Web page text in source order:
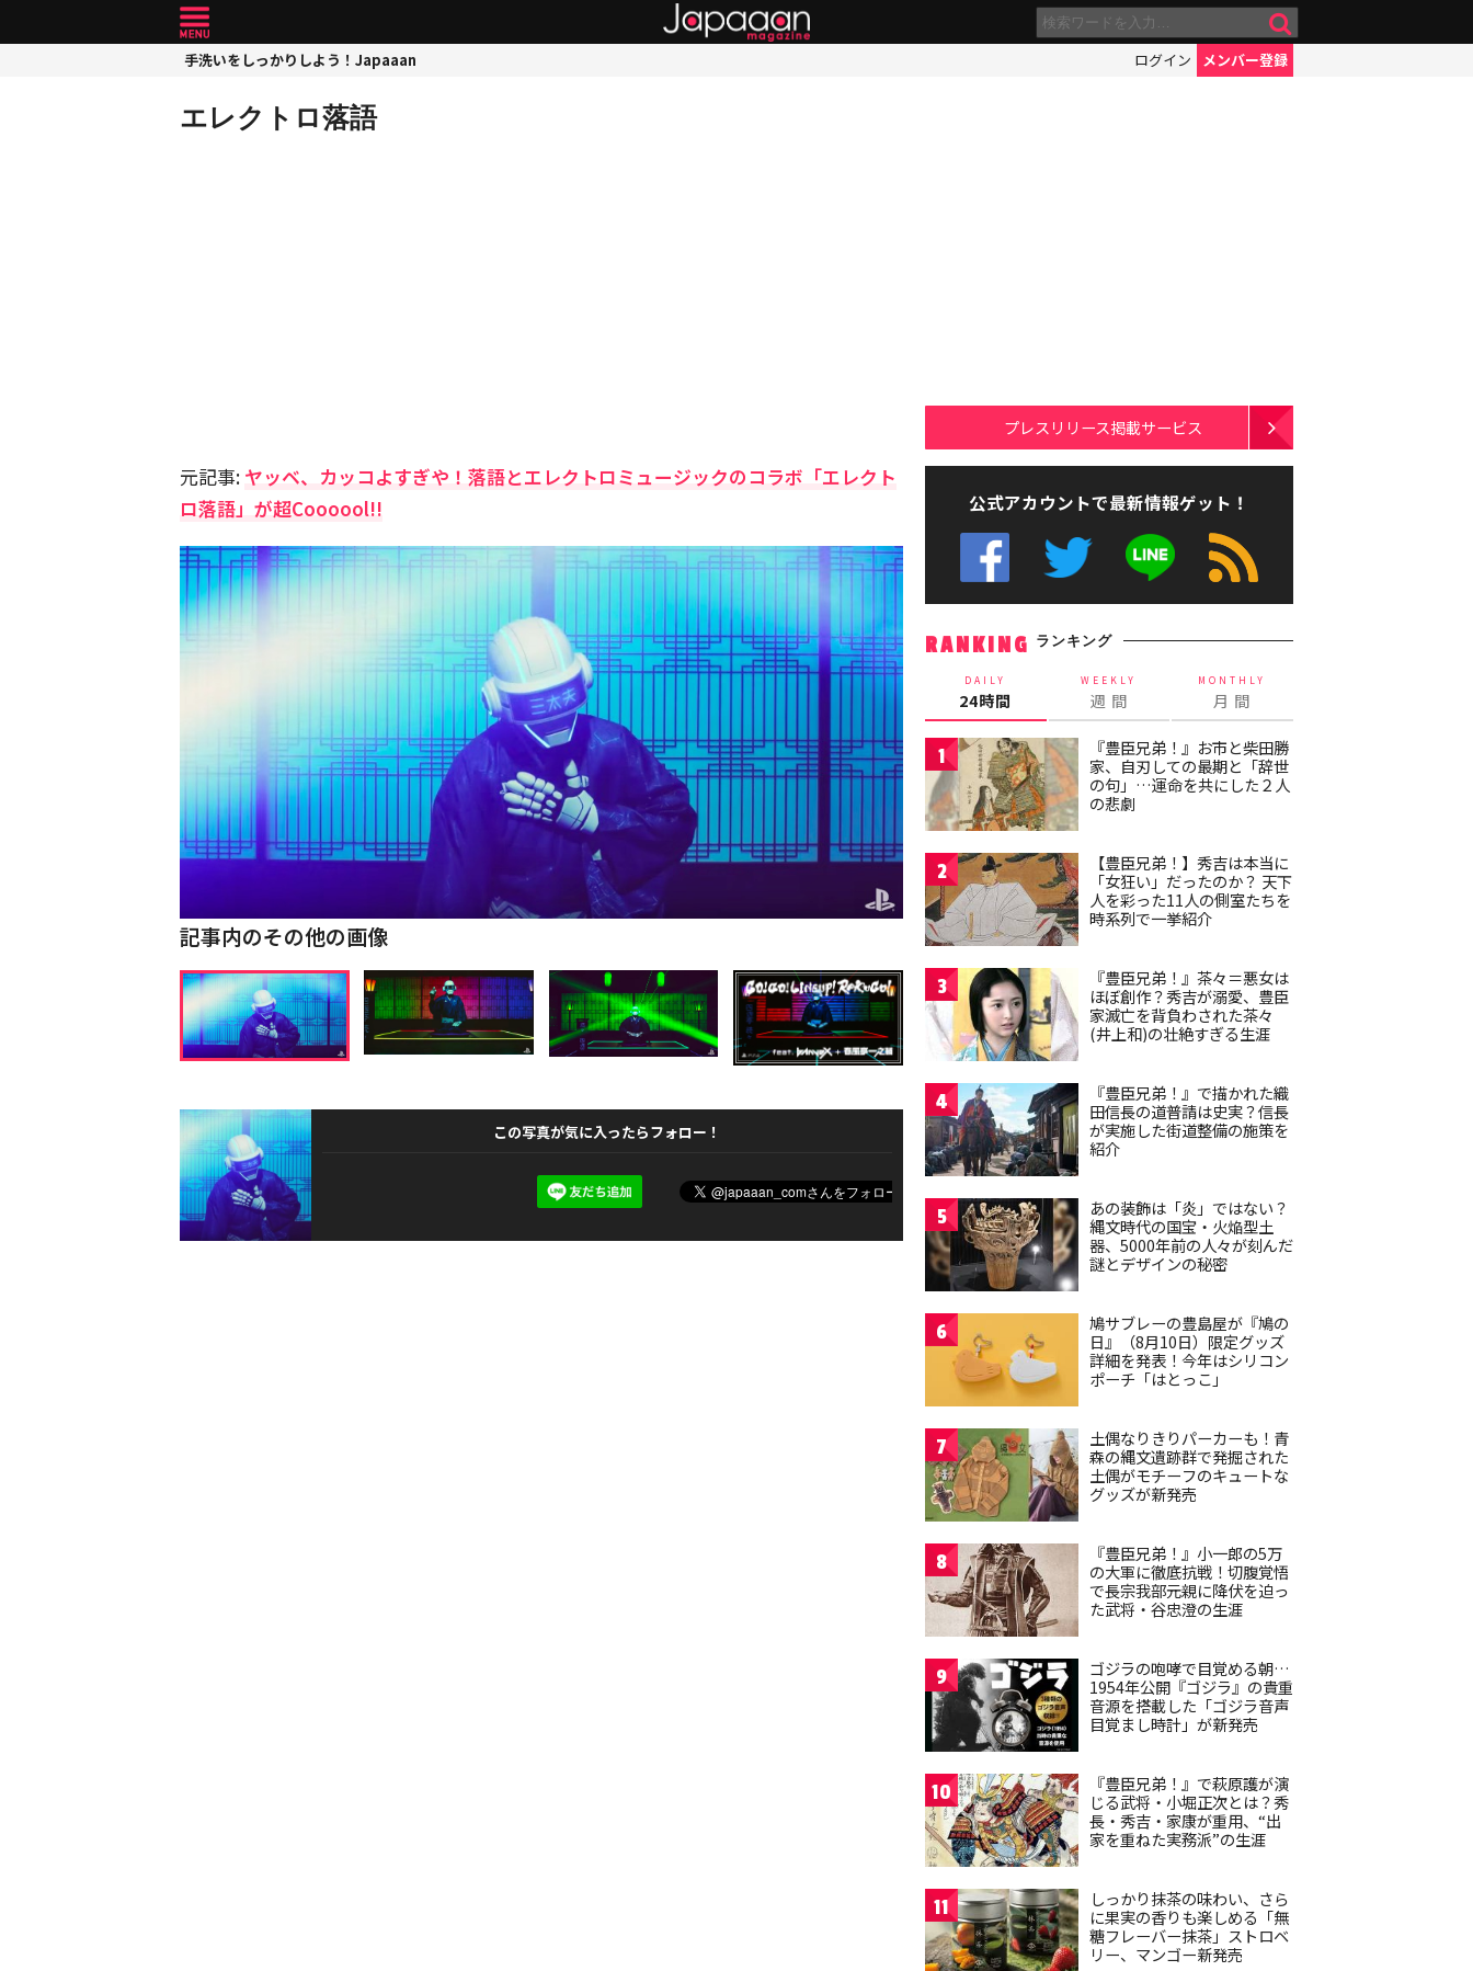
手洗いをしっかりしよう！Japaaan ログイン メンバー登録
エレクトロ落語
元記事: ヤッベ、カッコよすぎや！落語とエレクトロミュージックのコラボ「エレクト
ロ落語」が超Coooool!!
記事内のその他の画像
この写真が気に入ったらフォロー！
プレスリリース掲載サービス
公式アカウントで最新情報ゲット！
RANKING ランキング
DAILY
24時間
WEEKLY
週 間
MONTHLY
月 間
1
『豊臣兄弟！』お市と柴田勝
家、自刃しての最期と「辞世
の句」…運命を共にした２人
の悲劇
2
【豊臣兄弟！】秀吉は本当に
「女狂い」だったのか？ 天下
人を彩った11人の側室たちを
時系列で一挙紹介
3
『豊臣兄弟！』茶々＝悪女は
ほぼ創作？秀吉が溺愛、豊臣
家滅亡を背負わされた茶々
(井上和)の壮絶すぎる生涯
4
『豊臣兄弟！』で描かれた織
田信長の道普請は史実？信長
が実施した街道整備の施策を
紹介
5
あの装飾は「炎」ではない？
縄文時代の国宝・火焔型土
器、5000年前の人々が刻んだ
謎とデザインの秘密
6
鳩サブレーの豊島屋が『鳩の
日』（8月10日）限定グッズ
詳細を発表！今年はシリコン
ポーチ「はとっこ」
7
土偶なりきりパーカーも！青
森の縄文遺跡群で発掘された
土偶がモチーフのキュートな
グッズが新発売
8
『豊臣兄弟！』小一郎の5万
の大軍に徹底抗戦！切腹覚悟
で長宗我部元親に降伏を迫っ
た武将・谷忠澄の生涯
9
ゴジラの咆哮で目覚める朝…
1954年公開『ゴジラ』の貴重
音源を搭載した「ゴジラ音声
目覚まし時計」が新発売
10
『豊臣兄弟！』で萩原護が演
じる武将・小堀正次とは？秀
長・秀吉・家康が重用、“出
家を重ねた実務派”の生涯
11
しっかり抹茶の味わい、さら
に果実の香りも楽しめる「無
糖フレーバー抹茶」ストロベ
リー、マンゴー新発売